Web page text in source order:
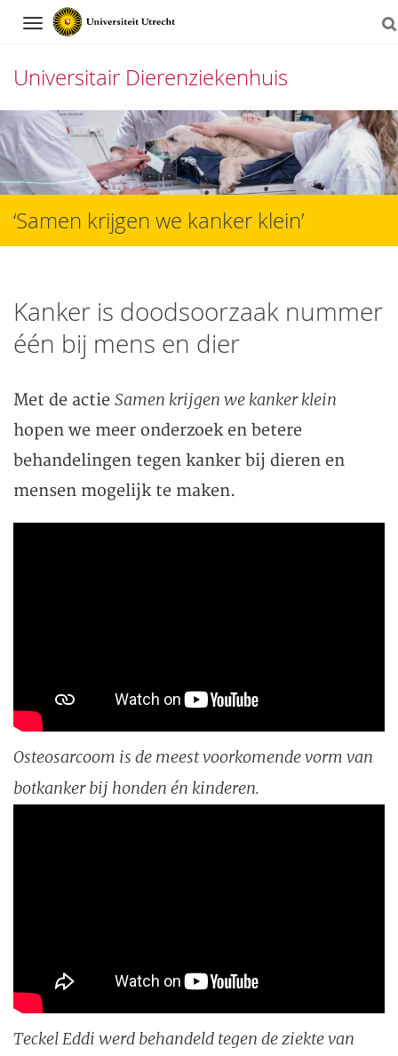
Navigation
Universitair Dierenziekenhuis
Direct
naar
het
inhoud
‘Samen krijgen we kanker klein’
Kanker is doodsoorzaak nummer
één bij mens en dier
Met de actie Samen krijgen we kanker klein
hopen we meer onderzoek en betere
behandelingen tegen kanker bij dieren en
mensen mogelijk te maken.
Osteosarcoom is de meest voorkomende vorm van
botkanker bij honden én kinderen.
Teckel Eddi werd behandeld tegen de ziekte van